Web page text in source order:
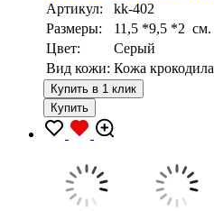
Артикул:
kk-402
Размеры:
11,5 *9,5 *2 см.
Цвет:
Серый
Вид кожи: Кожа крокодила
Купить в 1 клик
Купить